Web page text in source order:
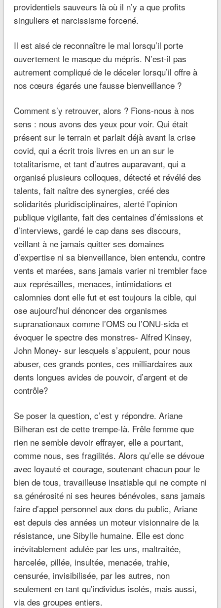
providentiels sauveurs là où il n’y a que profits
singuliers et narcissisme forcené.
Il est aisé de reconnaître le mal lorsqu’il porte
ouvertement le masque du mépris. N’est-il pas
autrement compliqué de le déceler lorsqu’il offre à
nos cœurs égarés une fausse bienveillance ?
Comment s’y retrouver, alors ? Fions-nous à nos
sens : nous avons des yeux pour voir. Qui était
présent sur le terrain et parlait déjà avant la crise
covid, qui a écrit trois livres en un an sur le
totalitarisme, et tant d’autres auparavant, qui a
organisé plusieurs colloques, détecté et révélé des
talents, fait naître des synergies, créé des
solidarités pluridisciplinaires, alerté l’opinion
publique vigilante, fait des centaines d’émissions et
d’interviews, gardé le cap dans ses discours,
veillant à ne jamais quitter ses domaines
d’expertise ni sa bienveillance, bien entendu, contre
vents et marées, sans jamais varier ni trembler face
aux représailles, menaces, intimidations et
calomnies dont elle fut et est toujours la cible, qui
ose aujourd’hui dénoncer des organismes
supranationaux comme l’OMS ou l’ONU-sida et
évoquer le spectre des monstres- Alfred Kinsey,
John Money- sur lesquels s’appuient, pour nous
abuser, ces grands pontes, ces milliardaires aux
dents longues avides de pouvoir, d’argent et de
contrôle?
Se poser la question, c’est y répondre. Ariane
Bilheran est de cette trempe-là. Frêle femme que
rien ne semble devoir effrayer, elle a pourtant,
comme nous, ses fragilités. Alors qu’elle se dévoue
avec loyauté et courage, soutenant chacun pour le
bien de tous, travailleuse insatiable qui ne compte ni
sa générosité ni ses heures bénévoles, sans jamais
faire d’appel personnel aux dons du public, Ariane
est depuis des années un moteur visionnaire de la
résistance, une Sibylle humaine. Elle est donc
inévitablement adulée par les uns, maltraitée,
harcelée, pillée, insultée, menacée, trahie,
censurée, invisibilisée, par les autres, non
seulement en tant qu’individus isolés, mais aussi,
via des groupes entiers.